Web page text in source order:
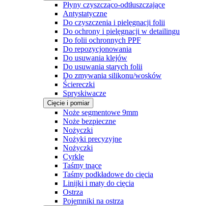
Płyny czyszcząco-odtłuszczające
Antystatyczne
Do czyszczenia i pielęgnacji folii
Do ochrony i pielęgnacji w detailingu
Do folii ochronnych PPF
Do repozycjonowania
Do usuwania klejów
Do usuwania starych folii
Do zmywania silikonu/wosków
Ściereczki
Spryskiwacze
Cięcie i pomiar
Noże segmentowe 9mm
Noże bezpieczne
Nożyczki
Nożyki precyzyjne
Nożyczki
Cyrkle
Taśmy tnące
Taśmy podkładowe do cięcia
Linijki i maty do cięcia
Ostrza
Pojemniki na ostrza